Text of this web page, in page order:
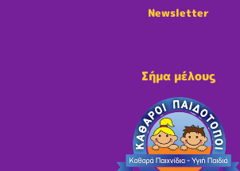
Newsletter
Σήμα μέλους